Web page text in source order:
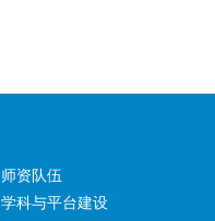
师资队伍
学科与平台建设